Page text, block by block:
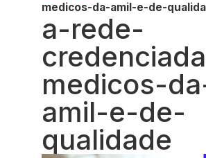
medicos-da-amil-e-de-
a-rede-
medicos-
amil-e-de-
qualidade